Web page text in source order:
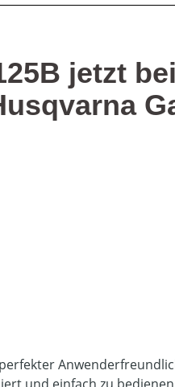
jetzt